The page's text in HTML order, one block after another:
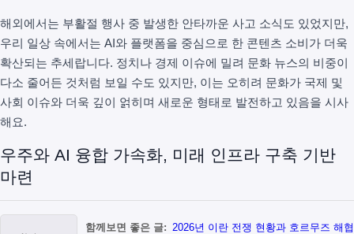
해외에서는 부활절 행사 중 발생한 안타까운 사고 소식도 있었지만,
우리 일상 속에서는 AI와 플랫폼을 중심으로 한 콘텐츠 소비가 더욱
확산되는 추세랍니다. 정치나 경제 이슈에 밀려 문화 뉴스의 비중이
다소 줄어든 것처럼 보일 수도 있지만, 이는 오히려 문화가 국제 및
사회 이슈와 더욱 깊이 얽히며 새로운 형태로 발전하고 있음을 시사
해요.
우주와 AI 융합 가속화, 미래 인프라 구축 기반
마련
함께보면 좋은 글: 2026년 이란 전쟁 현황과 호르무즈 해협